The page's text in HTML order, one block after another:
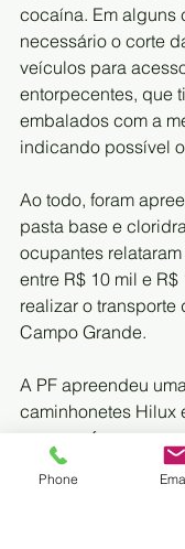
cocaína. Em alguns
necessário o corte
veículos para
entorpecentes, que
embalados com a
indicando possível
Ao todo, foram
pasta base e
ocupantes
entre R$ 10 mil e R$
realizar o transporte
Campo Grande.
A PF apreendeu
caminhonetes Hilux
pessoas foram
tráfico de drogas.
Phone